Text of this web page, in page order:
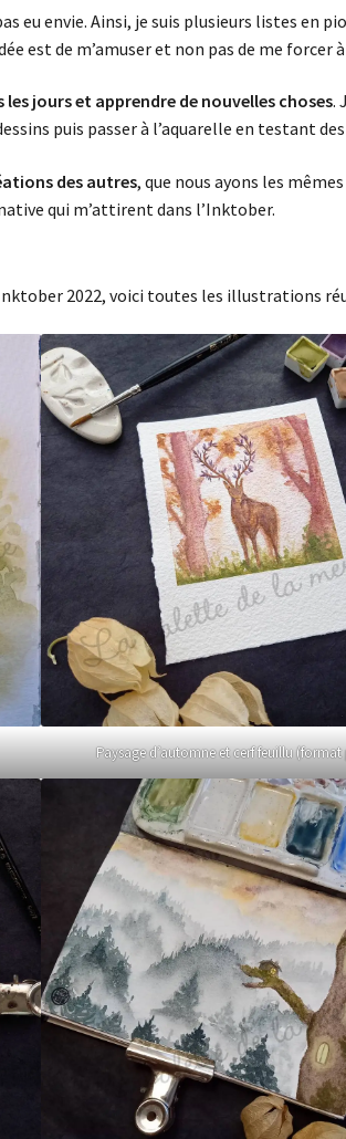
eu envie. Ainsi, je suis plusieurs listes en
est de m’amuser et non pas de me forcer
jours et apprendre de nouvelles choses.
puis passer à l’aquarelle en testant des
des autres, que nous ayons les
qui m’attirent dans l’Inktober.
2022, voici toutes les illustrations
Paysage d’automne et cerf feuillu